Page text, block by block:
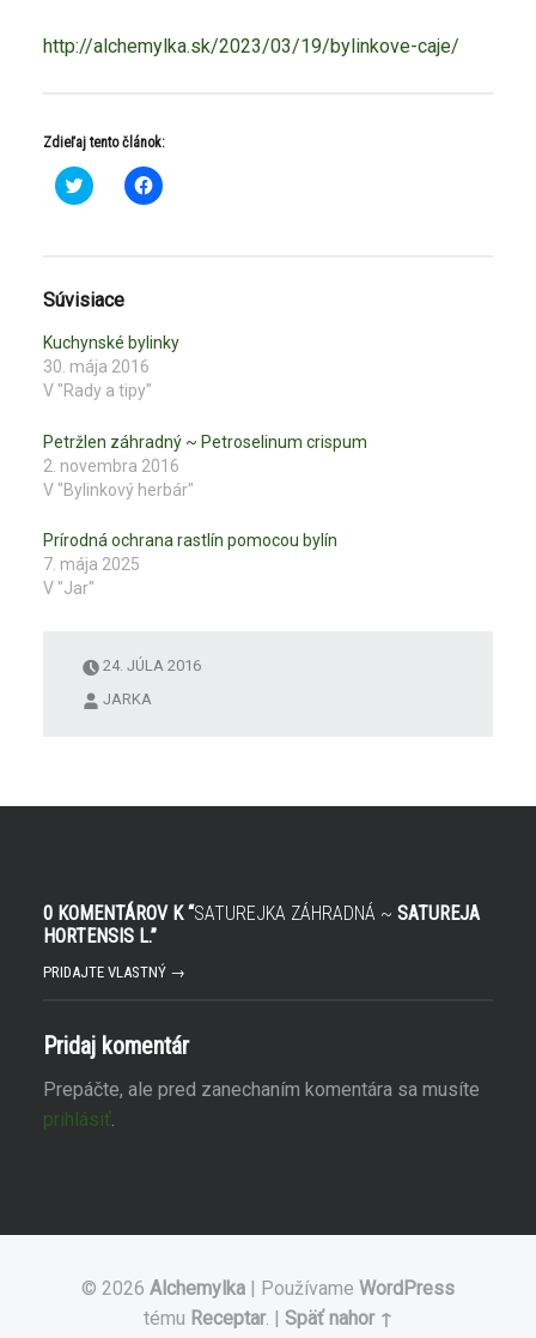
http://alchemylka.sk/2023/03/19/bylinkove-caje/
Zdieľaj tento článok:
K
l
e
p
e
z
d
i
e
a
n
i
e
n
l
u
ž
b
t
t
e
r
r
v
o
m
k
K
l
e
z
a
n
i
e
n
a
(
v
k
n
Súvisiace
Kuchynské bylinky
30. mája 2016
V "Rady a tipy"
Petržlen záhradný ~ Petroselinum crispum
2. novembra 2016
V "Bylinkový herbár"
Prírodná ochrana rastlín pomocou bylín
7. mája 2025
V "Jar"
24. JÚLA 2016
JARKA
0 KOMENTÁROV K “SATUREJKA ZÁHRADNÁ ~ SATUREJA
HORTENSIS L.”
PRIDAJTE VLASTNÝ →
Pridaj komentár
Prepáčte, ale pred zanechaním komentára sa musíte
prihlásiť.
© 2026 Alchemylka | Používame WordPress
tému Receptar. | Späť nahor ↑